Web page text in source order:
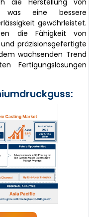
die Herstellung von
was eine bessere
gewährleistet.
die Fähigkeit von
präzisionsgefertigte
wachsenden Trend
Fertigungslösungen